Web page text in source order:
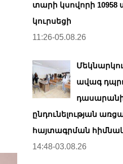
տարի կսովորի 10958
կուրսեցի
11:26-05.08.26
ավագ
ընդունելության
հայտագրման
14:48-03.08.26